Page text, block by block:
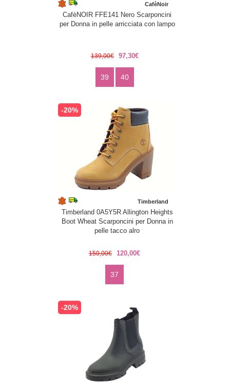
CafèNoir
CafèNOIR FFE141 Nero Scarponcini
per Donna in pelle arricciata con lampo
139,00€ 97,30€
39 40
-20%
Timberland
Timberland 0A5Y5R Allington Heights
Boot Wheat Scarponcini per Donna in
pelle tacco alro
150,00€ 120,00€
37
-20%